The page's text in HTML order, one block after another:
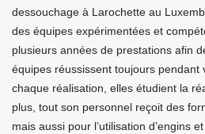
dessouchage à Larochette au
des équipes expérimentées et
plusieurs années de prestations afin
équipes réussissent toujours pendant
chaque réalisation, elles étudient la
plus, tout son personnel reçoit des
mais aussi pour l’utilisation d’engins